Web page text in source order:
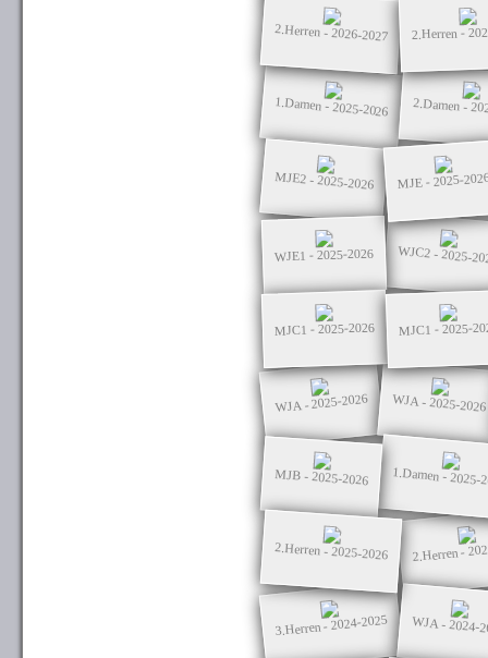
2.Herren - 2026-2027 2.Herren -
1.Damen - 2025-2026 2.Damen -
MJE2 - 2025-2026 MJE - 2025-
WJE1 - 2025-2026 WJC2 - 2025-
MJC1 - 2025-2026 MJC1 - 2025-
WJA - 2025-2026 WJA - 2025-2026
MJB - 2025-2026 1.Damen - 2025-
2.Herren - 2025-2026 2.Herren -
3.Herren - 2024-2025 WJA - 2024-